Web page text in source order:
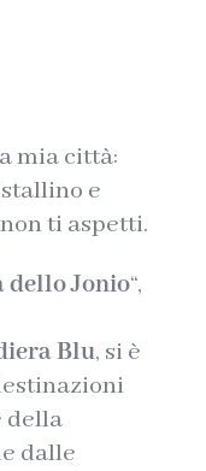
mia città:
e
ti aspetti.
dello Jonio“,
Blu, si è
della
dalle